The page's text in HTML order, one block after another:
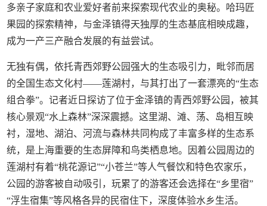
多亲子家庭和农业爱好者前来探索现代农业的奥秘。哈玛匠
果园的探索精神，与金泽镇得天独厚的生态基底相映成趣，
成为一产三产融合发展的有益尝试。
无独有偶，依托青西郊野公园强大的生态吸引力，毗邻而居
的全国生态文化村——莲湖村，与其打出了一套漂亮的“生态
组合拳”。记者近日探访了位于金泽镇的青西郊野公园，被其
核心景观“水上森林”深深震撼。这里湖、滩、荡、岛相互映
衬，湿地、湖泊、河流与森林共同构成了丰富多样的生态系
统，是上海重要的生态屏障和鸟类栖息地。因着公园周边的
莲湖村有着“桃花源记”“小苍兰”等人气餐饮和特色农家乐，
公园的游客被自动吸引，玩累了的游客还会选择在“乡里宿”
“浮生宿集”等风格各异的民宿住下，深度体验水乡生活。